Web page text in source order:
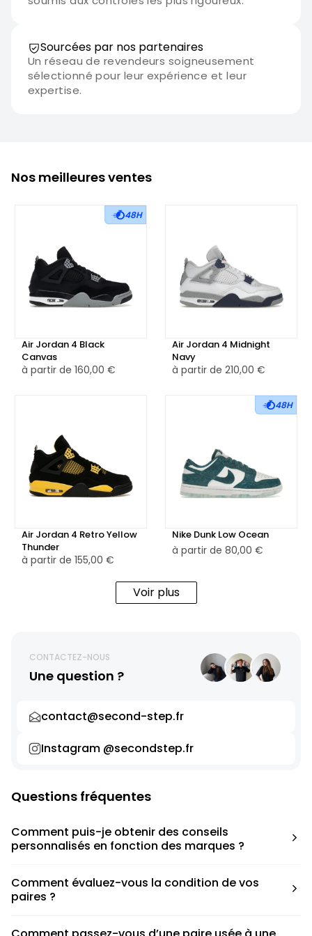
Sourcées par nos partenaires
Un réseau de revendeurs soigneusement
sélectionné pour leur expérience et leur
expertise.
Nos meilleures ventes
48H
Air Jordan 4 Black
Canvas
à partir de 160,00 €
Air Jordan 4 Midnight
Navy
à partir de 210,00 €
Air Jordan 4 Retro Yellow
Thunder
à partir de 155,00 €
48H
Nike Dunk Low Ocean
à partir de 80,00 €
Voir plus
CONTACTEZ-NOUS
Une question ?
contact@second-step.fr
Instagram @secondstep.fr
Questions fréquentes
Comment puis-je obtenir des conseils
personnalisés en fonction des marques ?
pour déterminer la taille appropriée, que ce soit une taille
en dessous, au-dessus ou correspondant à votre taille
Comment évaluez-vous la condition de vos
paires ?